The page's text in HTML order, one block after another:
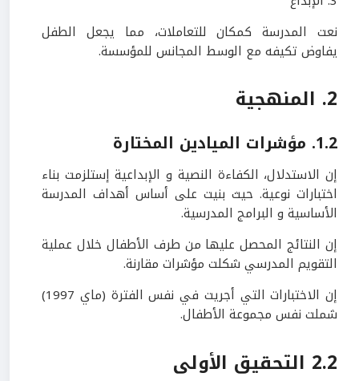
نعت المدرسة كمكان للتعاملات، مما يجعل الطفل
يفاوض تكيفه مع الوسط المجانس للمؤسسة.
2. المنهجية
1.2. مؤشرات الميادين المختارة
إن الاستدلال، الكفاءة النصية و الإبداعية إستلزمت بناء
اختبارات نوعية. حيث بنيت على أساس أهداف المدرسة
الأساسية و البرامج المدرسية.
إن النتائج المحصل عليها من طرف الأطفال خلال عملية
التقويم المدرسي شكلت مؤشرات مقارنة.
إن الاختبارات التي أجريت في نفس الفترة (ماي 1997)
شملت نفس مجموعة الأطفال.
2.2 التحقيق الأولى